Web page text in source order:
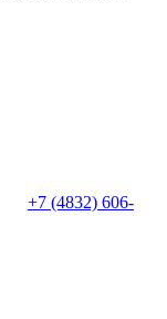
+7 (4832) 606-